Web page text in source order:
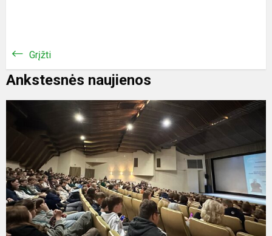
Grįžti
Ankstesnės naujienos